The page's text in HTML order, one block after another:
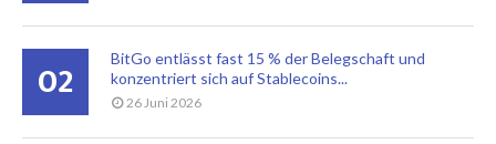
02
BitGo entlässt fast 15 % der Belegschaft und
konzentriert sich auf Stablecoins...
26 Juni 2026